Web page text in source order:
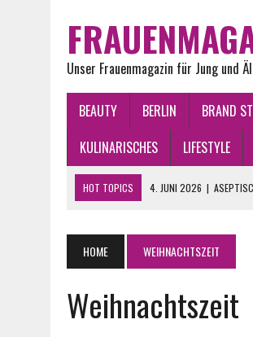
Unser Frauenmagazin für Jung und
BEAUTY BERLIN BRAND
KULINARISCHES
LIFESTYLE
HOT TOPICS 4. JUNI 2026 |
21. APRIL 2026 | BERLIN PLZ VERSTEHEN:
15. JUNI 2026
WAS FINDEN FRAUEN AN
HOME WEIHNACHTSZEIT
Weihnachtszeit